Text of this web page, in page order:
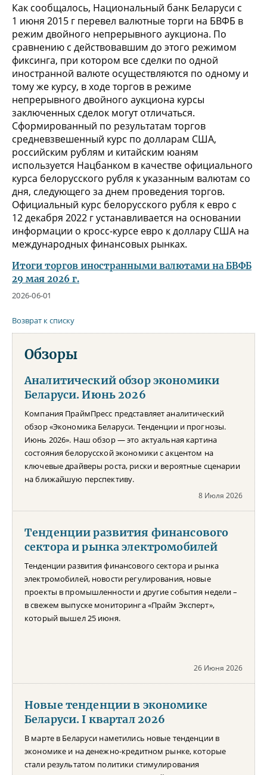
Как сообщалось, Национальный банк Беларуси с
1 июня 2015 г перевел валютные торги на БВФБ в
режим двойного непрерывного аукциона. По
сравнению с действовавшим до этого режимом
фиксинга, при котором все сделки по одной
иностранной валюте осуществляются по одному и
тому же курсу, в ходе торгов в режиме
непрерывного двойного аукциона курсы
заключенных сделок могут отличаться.
Сформированный по результатам торгов
средневзвешенный курс по долларам США,
российским рублям и китайским юаням
используется Нацбанком в качестве официального
курса белорусского рубля к указанным валютам со
дня, следующего за днем проведения торгов.
Официальный курс белорусского рубля к евро с
12 декабря 2022 г устанавливается на основании
информации о кросс-курсе евро к доллару США на
международных финансовых рынках.
Итоги торгов иностранными валютами на БВФБ
29 мая 2026 г.
2026-06-01
Возврат к списку
Обзоры
Аналитический обзор экономики
Беларуси. Июнь 2026
Компания ПраймПресс представляет аналитический
обзор «Экономика Беларуси. Тенденции и прогнозы.
Июнь 2026». Наш обзор — это актуальная картина
состояния белорусской экономики с акцентом на
ключевые драйверы роста, риски и вероятные сценарии
на ближайшую перспективу.
8 Июля 2026
Тенденции развития финансового
сектора и рынка электромобилей
Тенденции развития финансового сектора и рынка
электромобилей, новости регулирования, новые
проекты в промышленности и другие события недели –
в свежем выпуске мониторинга «Прайм Эксперт»,
который вышел 25 июня.
26 Июня 2026
Новые тенденции в экономике
Беларуси. I квартал 2026
В марте в Беларуси наметились новые тенденции в
экономике и на денежно-кредитном рынке, которые
стали результатом политики стимулирования